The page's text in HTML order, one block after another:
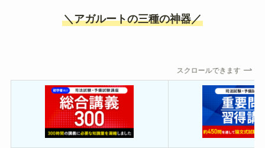
＼アガルートの三種の神器／
スクロールできます